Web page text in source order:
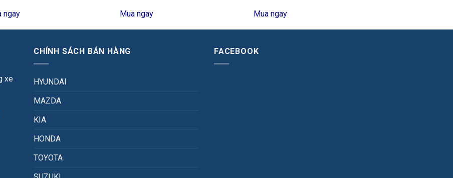
ngay Mua ngay Mua ngay
xe
CHÍNH SÁCH BÁN HÀNG
HYUNDAI
MAZDA
KIA
HONDA
TOYOTA
FACEBOOK